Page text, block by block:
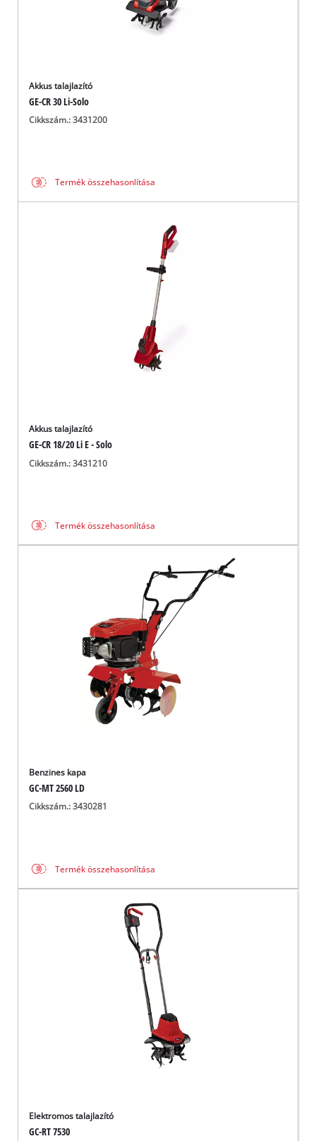
Akkus talajlazító
GE-CR 30 Li-Solo
Cikkszám.: 3431200
Termék összehasonlítása
Akkus talajlazító
GE-CR 18/20 Li E - Solo
Cikkszám.: 3431210
Termék összehasonlítása
Benzines kapa
GC-MT 2560 LD
Cikkszám.: 3430281
Termék összehasonlítása
Elektromos talajlazító
GC-RT 7530